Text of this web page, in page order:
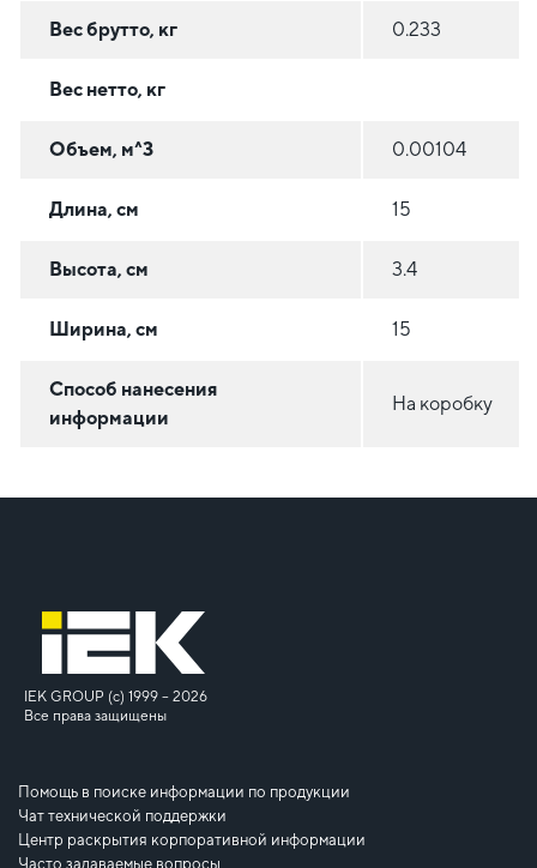
Вес брутто, кг 0.233
Вес нетто, кг
Объем, м^3 0.00104
Длина, см 15
Высота, см 3.4
Ширина, см 15
Способ нанесения
информации
На коробку
IEK GROUP (c) 1999 – 2026
Все права защищены
Помощь в поиске информации по продукции
Чат технической поддержки
Центр раскрытия корпоративной информации
Часто задаваемые вопросы